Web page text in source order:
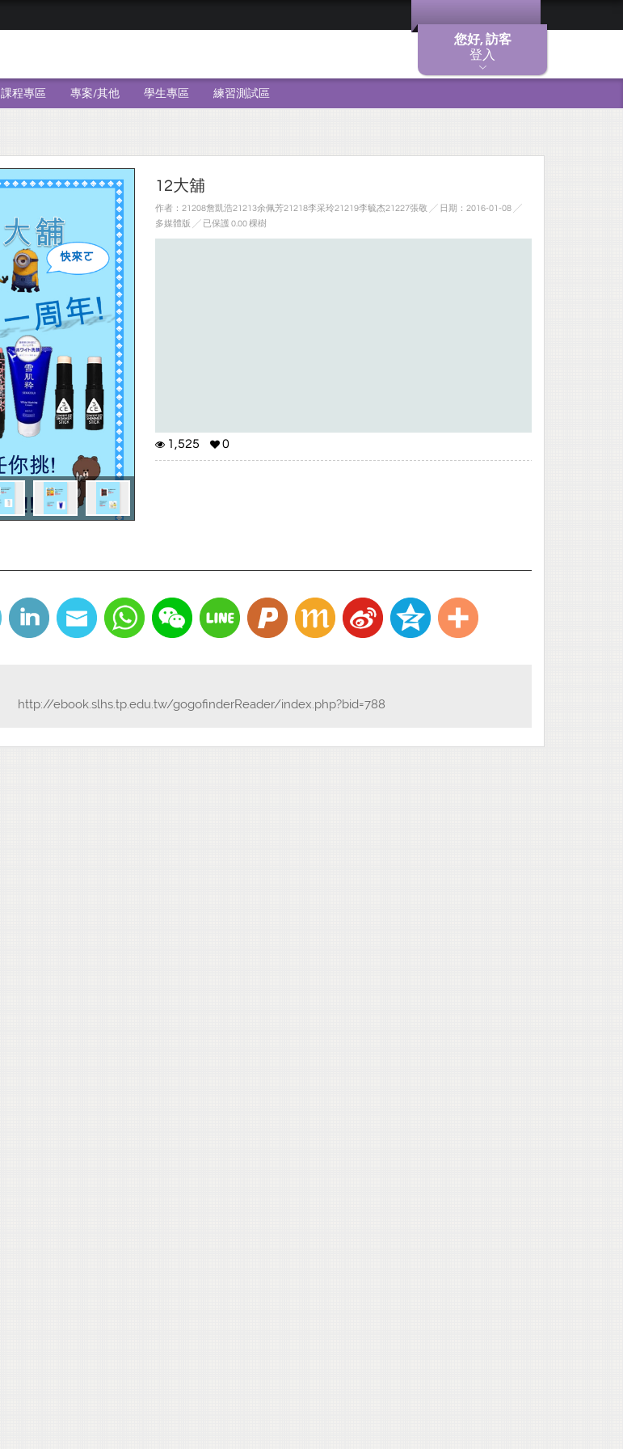
您好, 訪客
登入
課程專區 專案/其他 學生專區 練習測試區
12大舖
作者：21208詹凱浩21213余佩芳21218李采玲21219李毓杰21227張敬 ╱ 日期：2016-01-08 ╱
多媒體版 ╱ 已保護 0.00 棵樹
1,525 0
http://ebook.slhs.tp.edu.tw/gogofinderReader/index.php?bid=788